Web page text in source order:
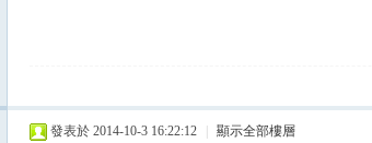
發表於 2014-10-3 16:22:12 顯示全部樓層